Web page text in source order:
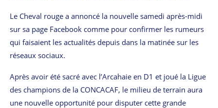
Le Cheval rouge a annoncé la nouvelle samedi après-midi
sur sa page Facebook comme pour confirmer les rumeurs
qui faisaient les actualités depuis dans la matinée sur les
réseaux sociaux.
Après avoir été sacré avec l’Arcahaie en D1 et joué la Ligue
des champions de la CONCACAF, le milieu de terrain aura
une nouvelle opportunité pour disputer cette grande